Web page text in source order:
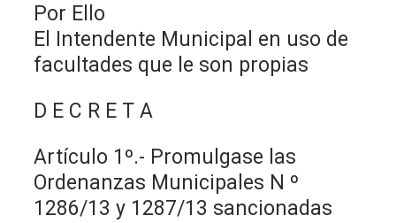
Por Ello
El Intendente Municipal en uso de
facultades que le son propias
D E C R E T A
Artículo 1º.- Promulgase las
Ordenanzas Municipales N º
1286/13 y 1287/13 sancionadas